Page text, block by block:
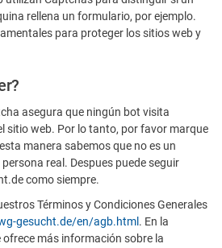
rellena un formulario, por ejemplo.
para proteger los sitios web y
asegura que ningún bot visita
sitio web. Por lo tanto, por favor marque
manera sabemos que no es un
real. Despues puede seguir
como siempre.
Términos y Condiciones Generales
gesucht.de/en/agb.html . En la
más información sobre la